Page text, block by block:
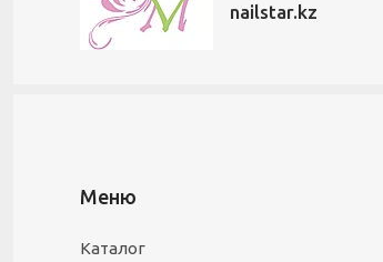
nailstar.kz
Каталог